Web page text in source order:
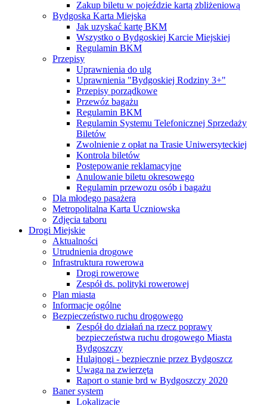
Zakup biletu w pojeździe kartą zbliżeniową
Bydgoska Karta Miejska
Jak uzyskać kartę BKM
Wszystko o Bydgoskiej Karcie Miejskiej
Regulamin BKM
Przepisy
Uprawnienia do ulg
Uprawnienia "Bydgoskiej Rodziny 3+"
Przepisy porządkowe
Przewóz bagażu
Regulamin BKM
Regulamin Systemu Telefonicznej Sprzedaży
Biletów
Zwolnienie z opłat na Trasie Uniwersyteckiej
Kontrola biletów
Postępowanie reklamacyjne
Anulowanie biletu okresowego
Regulamin przewozu osób i bagażu
Dla młodego pasażera
Metropolitalna Karta Uczniowska
Zdjęcia taboru
Drogi Miejskie
Aktualności
Utrudnienia drogowe
Infrastruktura rowerowa
Drogi rowerowe
Zespół ds. polityki rowerowej
Plan miasta
Informacje ogólne
Bezpieczeństwo ruchu drogowego
Zespół do działań na rzecz poprawy
bezpieczeństwa ruchu drogowego Miasta
Bydgoszczy
Hulajnogi - bezpiecznie przez Bydgoszcz
Uwaga na zwierzęta
Raport o stanie brd w Bydgoszczy 2020
Baner system
Lokalizacje